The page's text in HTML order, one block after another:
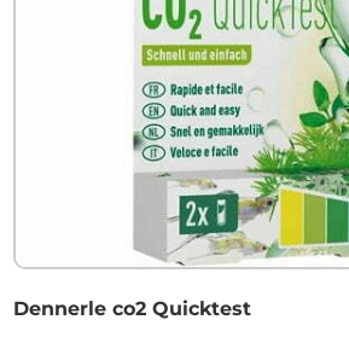
Dennerle co2 Quicktest